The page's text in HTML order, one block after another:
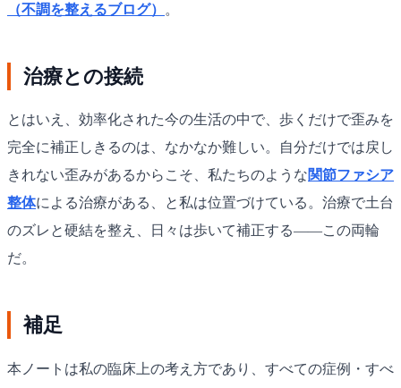
（不調を整えるブログ） 。
治療との接続
とはいえ、効率化された今の生活の中で、歩くだけで歪みを
完全に補正しきるのは、なかなか難しい。自分だけでは戻し
きれない歪みがあるからこそ、私たちのような関節ファシア
整体による治療がある、と私は位置づけている。治療で土台
のズレと硬結を整え、日々は歩いて補正する——この両輪
だ。
補足
本ノートは私の臨床上の考え方であり、すべての症例・すべ